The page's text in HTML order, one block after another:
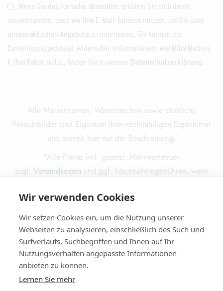
Wenn Sie das Formular absenden, erklären Sie sich damit
einverstanden, dass wir Ihre E-Mail-Adresse nutzen, um Sie über
unsere aktuellen Angebote zu informieren. Sie können die
Einwilligung jederzeit widerrufen. Informationen, wie Miba Media e.
K. Ihre Daten nutzt, finden Sie in unsererDatenschutzerklärung.
Alle Markennamen, Warenzeichen sowie sämtliche
Produktbilder sind Eigentum Ihrer rechtmäßigen Eigentümer
und dienen hier nur der Beschreibung.
*Alle Preise inkl. gesetzl. Mehrwertsteuer
zzgl. Versandkosten und ggf. Nachnahmegebühren, wenn
Die durchgestrichenen Preise entsprechen dem ursprünglichen
Preis.
© 2025Miba Media e. K.. Alle Rechte vorbehalten.
Wir verwenden Cookies
Wir setzen Cookies ein, um die Nutzung unserer
Webseiten zu analysieren, einschließlich des Such und
Surfverlaufs, Suchbegriffen und Ihnen auf Ihr
Nutzungsverhalten angepasste Informationen
anbieten zu können.
Lernen Sie mehr